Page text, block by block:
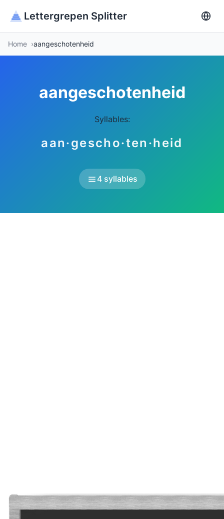
Lettergrepen Splitter
Home aangeschotenheid
aangeschotenheid
Syllables:
aan·gescho·ten·heid
4 syllables